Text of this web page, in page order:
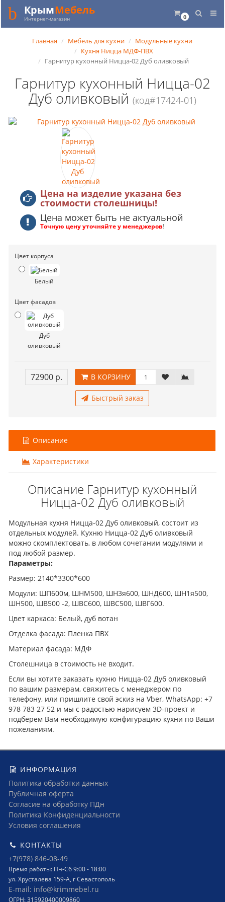
0
КрымМебель
Интернет-магазин
Главная Мебель для кухни
Модульные кухни
Кухня Ницца МДФ-ПВХ
Гарнитур кухонный Ницца-02 Дуб оливковый
Гарнитур кухонный Ницца-02
Дуб оливковый (код#17424-01)
Цена на изделие указана без
стоимости столешницы!
Цена может быть не актуальной
Точную цену уточняйте у менеджеров!
Цвет корпуса
Белый
Цвет фасадов
Дуб
оливковый
72900 р. В КОРЗИНУ
Быстрый заказ
Описание
Характеристики
Описание Гарнитур кухонный
Ницца-02 Дуб оливковый
Модульная кухня Ницца-02 Дуб оливковый, состоит из
отдельных модулей. Кухню Ницца-02 Дуб оливковый
можно скомплектовать, в любом сочетании модулями и
под любой размер.
Параметры:
Размер: 2140*3300*600
Модули: ШП600м, ШНМ500, ШН3я600, ШНД600, ШН1я500,
ШН500, ШВ500 -2, ШВС600, ШВС500, ШВГ600.
Цвет каркаса: Белый, дуб вотан
Отделка фасада: Пленка ПВХ
Материал фасада: МДФ
Столешница в стоимость не входит.
Если вы хотите заказать кухню Ницца-02 Дуб оливковый
по вашим размерам, свяжитесь с менеджером по
телефону, или пришлите свой эскиз на Vber, WhatsApp: +7
978 783 27 52 и мы с радостью нарисуем 3D-проект и
подберем Вам необходимую конфигурацию кухни по Ваши
пожеланиям.
ИНФОРМАЦИЯ
Политика обработки данных
Публичная оферта
Согласие на обработку ПДн
Политика Конфиденциальности
Условия соглашения
КОНТАКТЫ
+7(978) 846-08-49
Время работы: Пн-Сб 9:00 - 18:00
ул. Хрусталева 159-А, г Севастополь
E-mail: info@krimmebel.ru
ОГРН: 315920400009860